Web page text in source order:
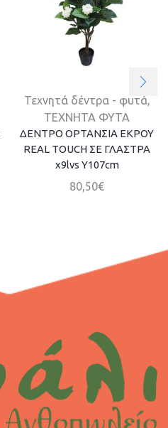
Τεχνητά δέντρα - φυτά,
ΤΕΧΝΗΤΑ ΦΥΤΑ
ΔΕΝΤΡΟ ΟΡΤΑΝΣΙΑ ΕΚΡΟΥ
REAL TOUCH ΣΕ ΓΛΑΣΤΡΑ
x9lvs Y107cm
80,50€